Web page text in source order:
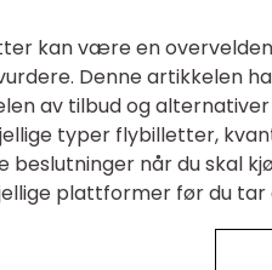
kan være en
Denne artikkelen
av tilbud og
typer flybilletter,
beslutninger når du skal
plattformer før du tar